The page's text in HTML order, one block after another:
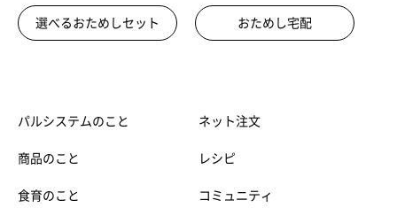
選べるおためしセット おためし宅配
パルシステムのこと
商品のこと
食育のこと
ネット注文
レシピ
コミュニティ